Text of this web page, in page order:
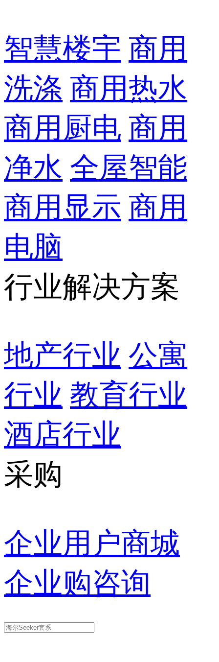
智慧楼宇 商用
洗涤 商用热水
商用厨电 商用
净水 全屋智能
商用显示 商用
电脑
行业解决方案
地产行业 公寓
行业 教育行业
酒店行业
采购
企业用户商城
企业购咨询